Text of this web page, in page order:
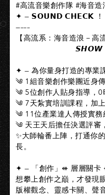
#高流音樂創作隊 #海音造
✦ — 𝗦𝗢𝗨𝗡𝗗 𝗖𝗛𝗘𝗖𝗞
—–––​
【高流系：海音造浪－高
𝙎𝙃𝙊𝙒
✦ — 為你量身打造的專業
༄ 1組音樂創作樂團近身傳
༄ 5位創作人貼身指導，0
༄ 7天紮實培訓課程，加
༄ 11位產業達人傳授實務
༄ 天王天后擔任決選評審
✨大師輪番上陣，打通你
長。​
✦ — 「創作」⇺ 層層關卡
想攀上創作之巔，才發現
版權觀念、靈感卡關、聲